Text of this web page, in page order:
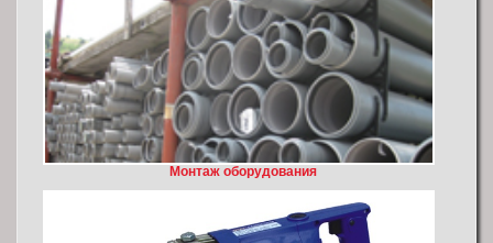
Монтаж оборудования